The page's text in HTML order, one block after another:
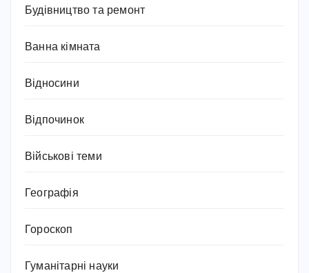
Будівництво та ремонт
Ванна кімната
Відносини
Відпочинок
Військові теми
Географія
Гороскоп
Гуманітарні науки